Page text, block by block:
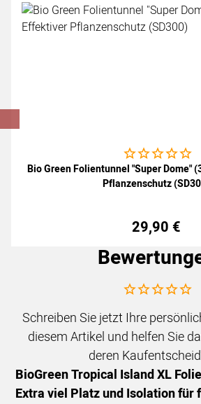
Noch keine
Bio Green Folientunnel "Super Dome"
Pflanzenschutz
29,90 €
Noch keine
Schreiben Sie jetzt Ihre
diesem Artikel und helfen Sie
deren
BioGreen Tropical Island XL
Extra viel Platz und Isolation